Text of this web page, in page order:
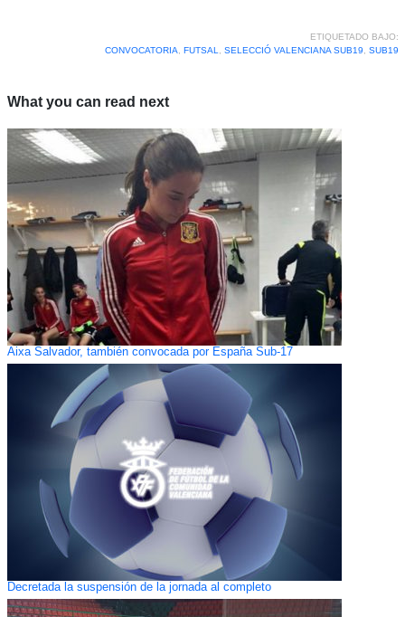
ETIQUETADO BAJO:
CONVOCATORIA
FUTSAL SELECCIÓ VALENCIANA SUB19 SUB19
What you can read next
Aixa Salvador, también convocada por España Sub-17
Decretada la suspensión de la jornada al completo